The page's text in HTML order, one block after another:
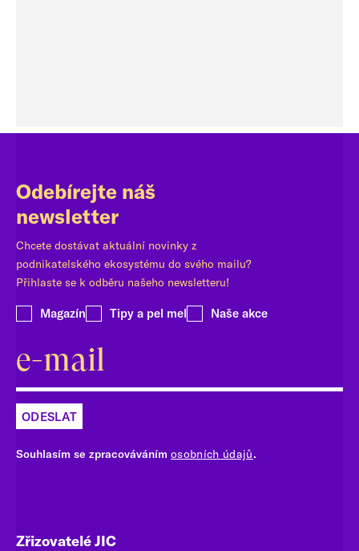
Odebírejte náš
newsletter
Chcete dostávat aktuální novinky z
podnikatelského ekosystému do svého mailu?
Přihlaste se k odběru našeho newsletteru!
Magazín Tipy a pel mel Naše akce
ODESLAT
Souhlasím se zpracováváním osobních údajů.
Zřizovatelé JIC